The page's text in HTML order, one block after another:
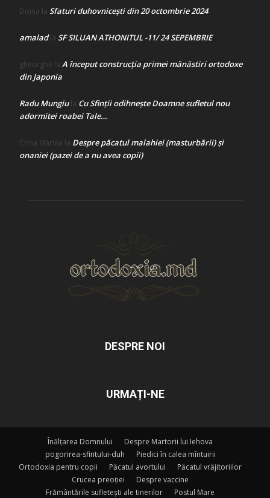
Doina la Sfaturi duhovnicești din 20 octombrie 2024
amaladla SF SILUAN ATHONITUL -11/ 24 SEPEMBRIE
gheorghe la A început construcţia primei mănăstiri ortodoxe
din Japonia
Radu Mungiula Cu Sfinții odihnește Doamne sufletul nou
adormitei roabei Tale…
Crina Marina la Despre păcatul malahiei (masturbării) şi
onaniei (pazei de a nu avea copii)
DESPRE NOI
URMAȚI-NE
Înălțarea Domnului
Despre Martorii lui Iehova
pogorirea-sfintului-duh
Piedici în calea mîntuirii
Ortodoxia pentru copii
Păcatul avortului
Păcatul vrăjitoriilor
Crucea preoției
Despre vaccine
Frământările sufletești ale tinerilor
Postul Mare